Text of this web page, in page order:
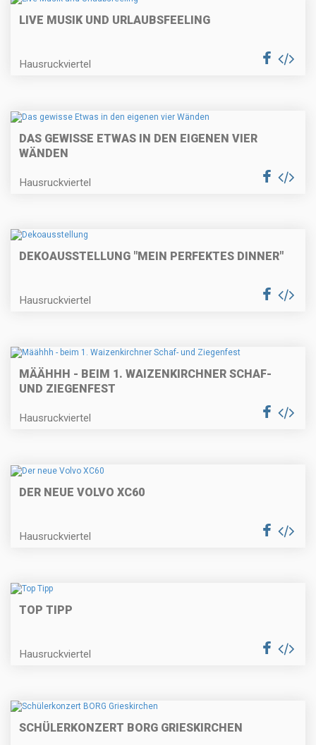
LIVE MUSIK UND URLAUBSFEELING
Hausruckviertel
DAS GEWISSE ETWAS IN DEN EIGENEN VIER
WÄNDEN
Hausruckviertel
DEKOAUSSTELLUNG "MEIN PERFEKTES DINNER"
Hausruckviertel
MÄÄHHH - BEIM 1. WAIZENKIRCHNER SCHAF-
UND ZIEGENFEST
Hausruckviertel
DER NEUE VOLVO XC60
Hausruckviertel
TOP TIPP
Hausruckviertel
SCHÜLERKONZERT BORG GRIESKIRCHEN